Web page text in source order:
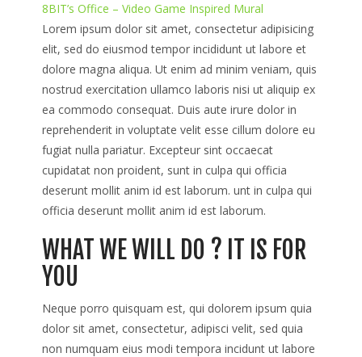
8BIT’s Office – Video Game Inspired Mural
Lorem ipsum dolor sit amet, consectetur adipisicing
elit, sed do eiusmod tempor incididunt ut labore et
dolore magna aliqua. Ut enim ad minim veniam, quis
nostrud exercitation ullamco laboris nisi ut aliquip ex
ea commodo consequat. Duis aute irure dolor in
reprehenderit in voluptate velit esse cillum dolore eu
fugiat nulla pariatur. Excepteur sint occaecat
cupidatat non proident, sunt in culpa qui officia
deserunt mollit anim id est laborum. unt in culpa qui
officia deserunt mollit anim id est laborum.
WHAT WE WILL DO ? IT IS FOR
YOU
Neque porro quisquam est, qui dolorem ipsum quia
dolor sit amet, consectetur, adipisci velit, sed quia
non numquam eius modi tempora incidunt ut labore